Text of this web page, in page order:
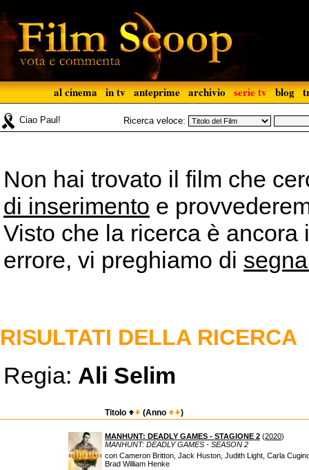
al cinema in tv anteprime archivio serie tv blog
Ciao Paul! Ricerca veloce:
Non hai trovato il film che
di inserimento e
Visto che la ricerca è
errore, vi preghiamo di
RISULTATI DELLA RICERCA
Regia: Ali Selim
Titolo (Anno )
MANHUNT: DEADLY GAMES - STAGIONE 2 (2020)
MANHUNT: DEADLY GAMES - SEASON 2
con Cameron Britton, Jack Huston, Judith Light, Carla
Brad William Henke